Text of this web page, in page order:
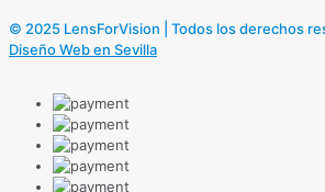
© 2025 LensForVision | Todos los derechos
Diseño Web en Sevilla